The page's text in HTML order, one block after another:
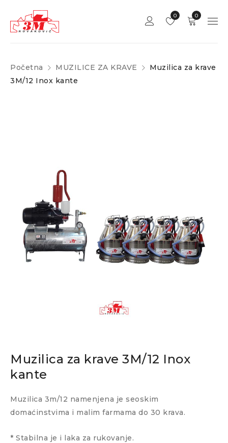
0
0
Početna MUZILICE ZA KRAVE
Muzilica za krave
3M/12 Inox kante
Muzilica za krave 3M/12 Inox
kante
Muzilica 3m/12 namenjena je seoskim
domaćinstvima i malim farmama do 30 krava.
* Stabilna je i laka za rukovanje.